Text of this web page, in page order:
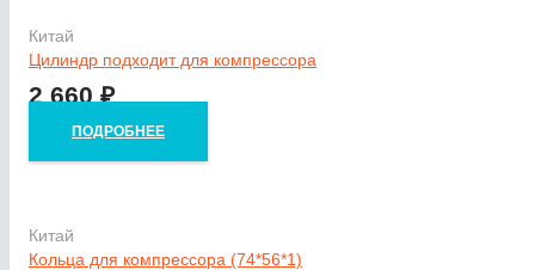
Китай
Цилиндр подходит для компрессора
2 660₽
ПОДРОБНЕЕ
Китай
Кольца для компрессора (74*56*1)